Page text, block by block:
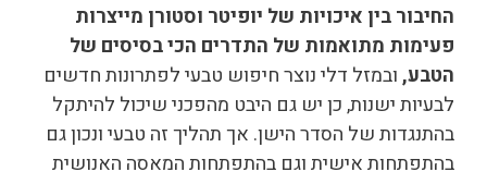
החיבור בין איכויות של יופיטר וסטורן מייצרות
פעימות מתואמות של התדרים הכי בסיסים של
הטבע,ובמזל דלי נוצר חיפוש טבעי לפתרונות חדשים
לבעיות ישנות, כן יש גם היבט מהפכני שיכול להיתקל
בהתנגדות של הסדר הישן. אך תהליך זה טבעי ונכון גם
בהתפתחות אישית וגם בהתפתחות המאסה האנושית